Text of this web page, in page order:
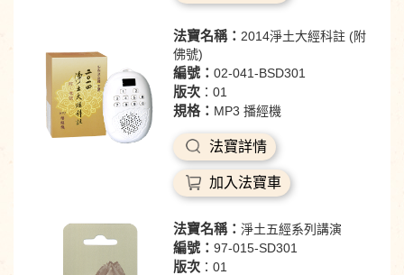
法寶名稱： 2014淨土大經科註 (附
佛號)
編號： 02-041-BSD301
版次：01
規格： MP3 播經機
法寶詳情
加入法寶車
法寶名稱： 淨土五經系列講演
編號： 97-015-SD301
版次：01